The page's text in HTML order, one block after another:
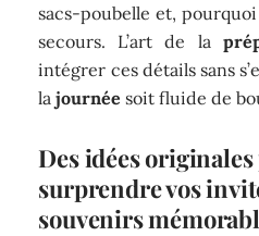
sacs-poubelle et,
secours. L’art de la
intégrer ces détails sans
lajournée soit fluide de
Des idées
surprendre vos
souvenirs